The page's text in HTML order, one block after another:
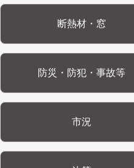
断熱材・窓
防災・防犯・事故等
市況